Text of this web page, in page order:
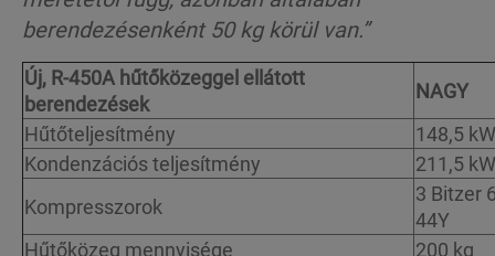
berendezésenként 50 kg körül van.”
Új, R-450A hűtőközeggel ellátott
berendezések
NAGY
Hűtőteljesítmény
148,5 kW
Kondenzációs teljesítmény
211,5 kW
Kompresszorok
3 Bitzer
44Y
Hűtőközeg mennyisége
200 kg